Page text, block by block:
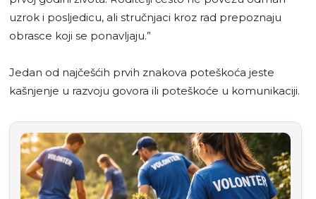
uzrok i posljedicu, ali stručnjaci kroz rad prepoznaju
obrasce koji se ponavljaju.”
Jedan od najčešćih prvih znakova poteškoća jeste
kašnjenje u razvoju govora ili poteškoće u komunikaciji.